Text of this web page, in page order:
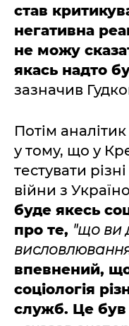
став
негативна
не можу
якась надто
зазначив
Потім
у тому, що у
тестувати
війни з
буде якесь
про те, "що ви
впевнений,
соціологія
служб. Це був